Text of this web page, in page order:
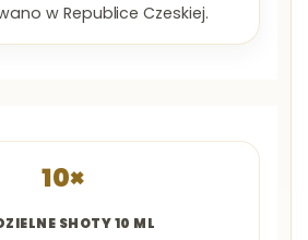
w Republice Czeskiej.
10×
SHOTY 10 ML